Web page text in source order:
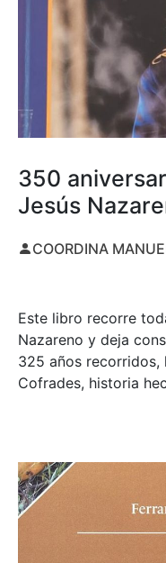
350
Jesús
COORDINA
Este libro recorre
Nazareno y deja
325 años recorridos,
Cofrades, historia